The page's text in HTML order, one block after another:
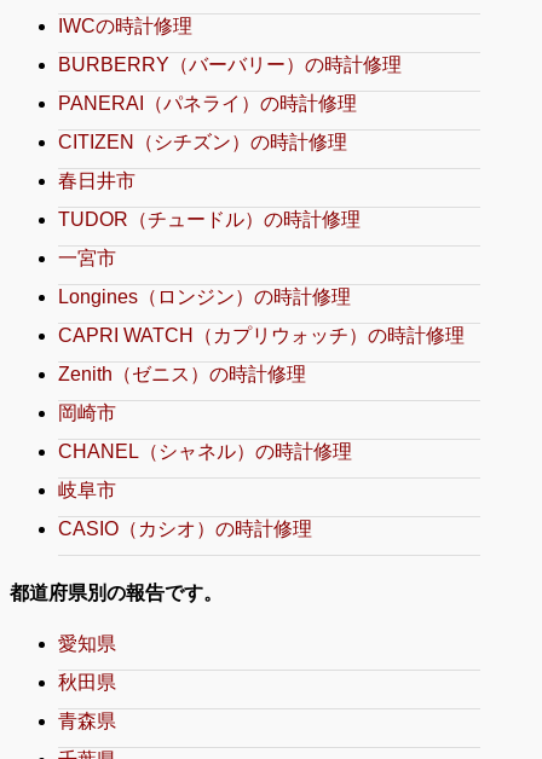
IWCの時計修理
BURBERRY（バーバリー）の時計修理
PANERAI（パネライ）の時計修理
CITIZEN（シチズン）の時計修理
春日井市
TUDOR（チュードル）の時計修理
一宮市
Longines（ロンジン）の時計修理
CAPRI WATCH（カプリウォッチ）の時計修理
Zenith（ゼニス）の時計修理
岡崎市
CHANEL（シャネル）の時計修理
岐阜市
CASIO（カシオ）の時計修理
都道府県別の報告です。
愛知県
秋田県
青森県